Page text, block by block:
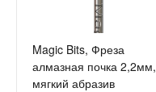
Magic Bits, Фреза
алмазная почка 2,2мм,
мягкий абразив